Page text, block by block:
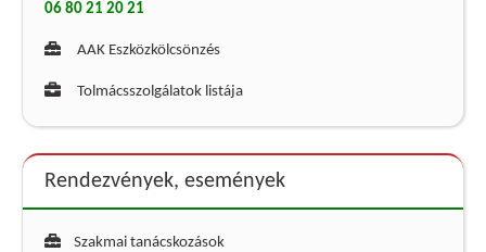
06 80 21 20 21
AAK Eszközkölcsönzés
Tolmácsszolgálatok listája
Rendezvények, események
Szakmai tanácskozások